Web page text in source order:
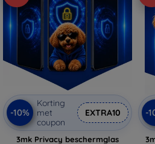
-10%
Korting
met
coupon
EXTRA10
3mk Privacy beschermglas
-